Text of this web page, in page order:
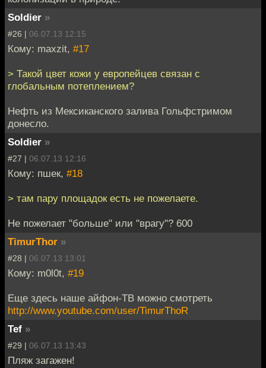
Soldier »
#26 | 06.07.13 12:15
Кому: maxzit, #17
> Такой цвет кожи у европейцев связан с
глобальным потеплением?
Нефть из Мексиканского залива Гольфстримом
донесло.
Soldier »
#27 | 06.07.13 12:16
Кому: пшек, #18
> там пару площадок есть не пожелаете.
Не пожелает "больше" или "врагу"? 600
TimurThor »
#28 | 06.07.13 13:01
Кому: m0l0t, #19
Еще здесь наше айфон-ТВ можно смотреть
http://www.youtube.com/user/TimurThoR
Tef »
#29 | 06.07.13 13:43
Пляж загажен!